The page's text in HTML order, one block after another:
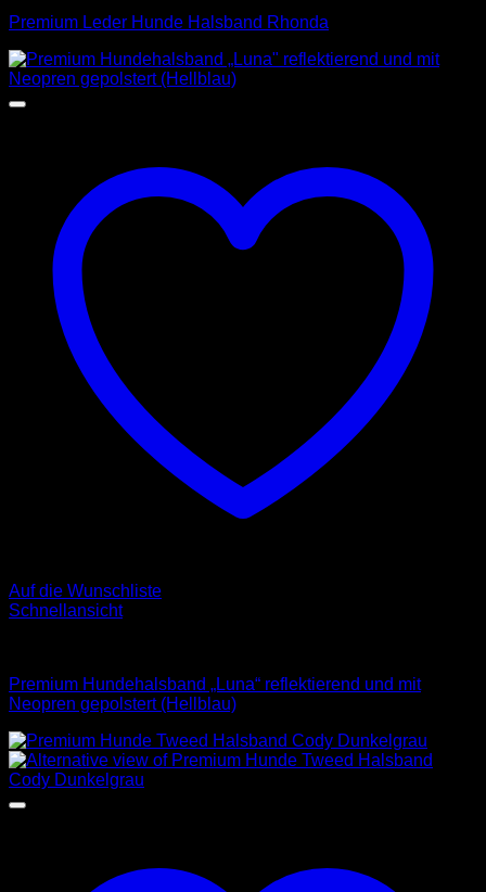
Premium Leder Hunde Halsband Rhonda
Auf die Wunschliste
Schnellansicht
Premium Hundehalsband „Luna“ reflektierend und mit
Neopren gepolstert (Hellblau)